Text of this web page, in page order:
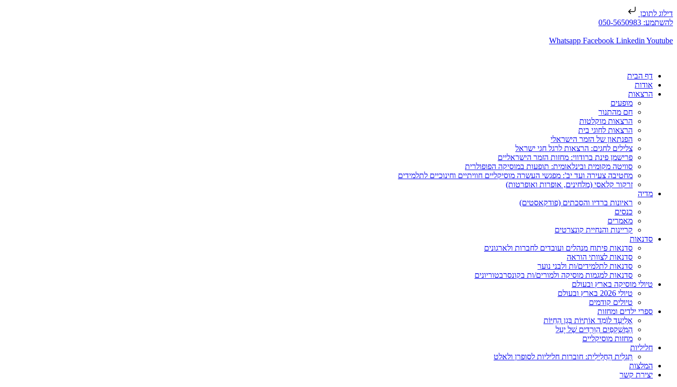
דילוג לתוכן
להשתמע: 050-5650983
Whatsapp Facebook Linkedin Youtube
דף הבית
אודות
הרצאות
מופעים
חם מהתנור
הרצאות מוקלטות
הרצאות לחוגי בית
הפנתאון של הזמר הישראלי
צלילים לחגים: הרצאות לרגל חגי ישראל
פרישמן פינת ברודווי: מחזות הזמר הישראליים
סוויטה מקומית ובינלאומית: תופעות במוסיקה הפופולרית
מחטיבה צעירה ועד יב': מפגשי העשרה מוסיקליים חוויתיים וחינוכיים לתלמידים
זרקור קלאסי (מלחינים, אופרות ואופרטות)
מדיה
ראיונות ברדיו והסכתים (פודקאסטים)
כנסים
מאמרים
קריינות והנחיית קונצרטים
סדנאות
סדנאות פיתוח מנהלים ועובדים לחברות ולארגונים
סדנאות לצוותי הוראה
סדנאות לתלמידים/ות ולבני נוער
סדנאות למגמות מוסיקה ולמורים/ות בקונסרבטוריונים
טיולי מוסיקה בארץ ובעולם
טיולי 2026 בארץ ובעולם
טיולים קודמים
ספרי ילדים ומחזות
אֱלִיעָד לוֹמֵד אוֹתִיּוֹת בְּגַן הַחַיּוֹת
הַמִּשְׁקָפַיִם הַוְּרֻדִּים שֶׁל יָעֵל
מחזות מוסיקליים
חליליות
תַּגְלִית הַחֲלִילִית: חוברות חליליות לסופרן ולאלט
המלצות
יצירת קשר